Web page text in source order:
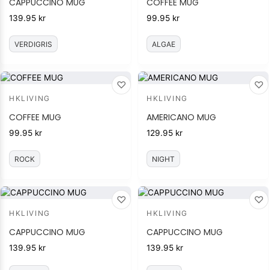
CAPPUCCINO MUG
139.95 kr
VERDIGRIS
COFFEE MUG
99.95 kr
ALGAE
♡
HKLIVING
COFFEE MUG
99.95 kr
ROCK
♡
HKLIVING
AMERICANO MUG
129.95 kr
NIGHT
♡
HKLIVING
CAPPUCCINO MUG
139.95 kr
♡
HKLIVING
CAPPUCCINO MUG
139.95 kr